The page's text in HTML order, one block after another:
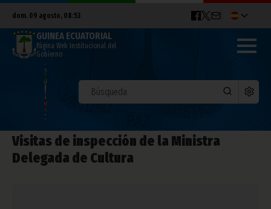
dom. 09 agosto, 08:53
GUINEA ECUATORIAL
Página Web Institucional del
Gobierno
Visitas de inspección de la Ministra
Delegada de Cultura